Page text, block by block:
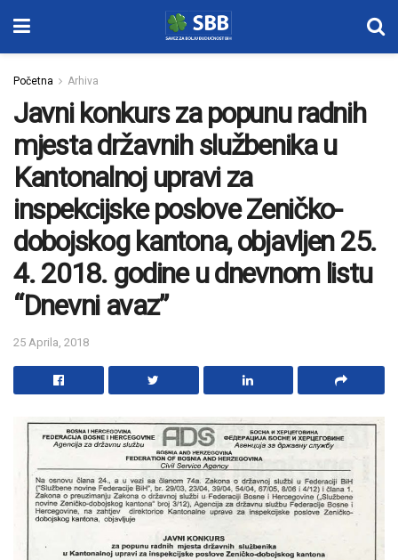
Početna Arhiva
Javni konkurs za popunu radnih
mjesta državnih službenika u
Kantonalnoj upravi za
inspekcijske poslove Zeničko-
dobojskog kantona, objavljen 25.
4. 2018. godine u dnevnom listu
“Dnevni avaz”
25 Aprila, 2018